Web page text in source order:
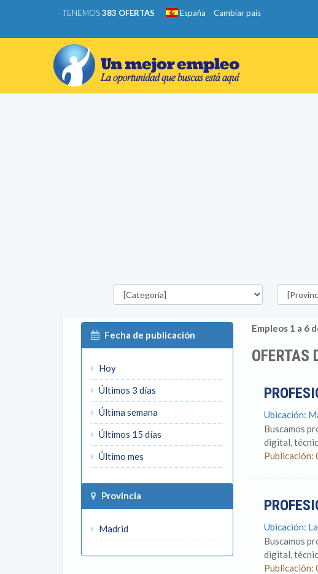
TENEMOS383 OFERTAS España Cambiar país
Categorías Provincia
Fecha de publicación
Hoy
Últimos 3 días
Última semana
Últimos 15 días
Último mes
Provincia
Madrid
Empleos 1 a 6
OFERTAS
Ubicación:
Buscamos
digital,
Ubicación:
Buscamos
digital,